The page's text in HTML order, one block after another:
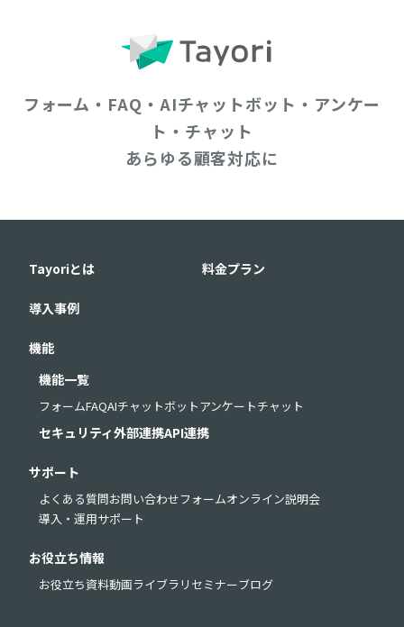
フォーム・FAQ・AIチャットボット・アンケー
ト・チャット
あらゆる顧客対応に
Tayoriとは 料金プラン
導入事例
機能
機能一覧
フォームFAQAIチャットボットアンケートチャット
セキュリティ外部連携API連携
サポート
よくある質問お問い合わせフォームオンライン説明会
導入・運用サポート
お役立ち情報
お役立ち資料動画ライブラリ セミナーブログ